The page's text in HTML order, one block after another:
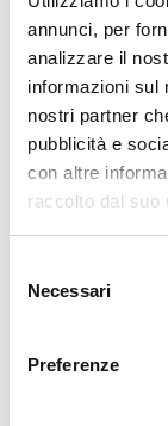
annunci, per
analizzare il
informazioni sul
nostri partner
pubblicità e
con altre
raccolto dal suo
delNecessari
Preferenze